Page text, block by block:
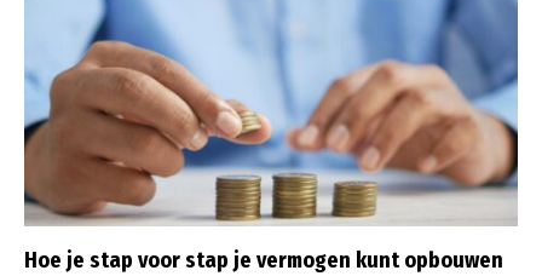
Hoe je stap voor stap je vermogen kunt opbouwen